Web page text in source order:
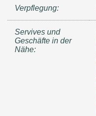
Verpflegung:
Servives und
Geschäfte in der
Nähe: